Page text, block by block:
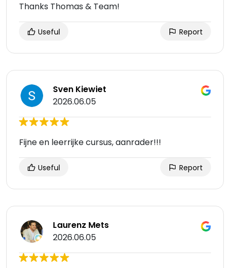
Thanks Thomas & Team!
Useful Report
Sven Kiewiet
2026.06.05
Fijne en leerrijke cursus, aanrader!!!
Useful Report
Laurenz Mets
2026.06.05